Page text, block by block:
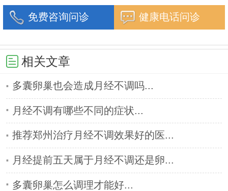
免费咨询问诊 健康电话问诊
相关文章
多囊卵巢也会造成月经不调吗...
月经不调有哪些不同的症状...
推荐郑州治疗月经不调效果好的医...
月经提前五天属于月经不调还是卵...
多囊卵巢怎么调理才能好...